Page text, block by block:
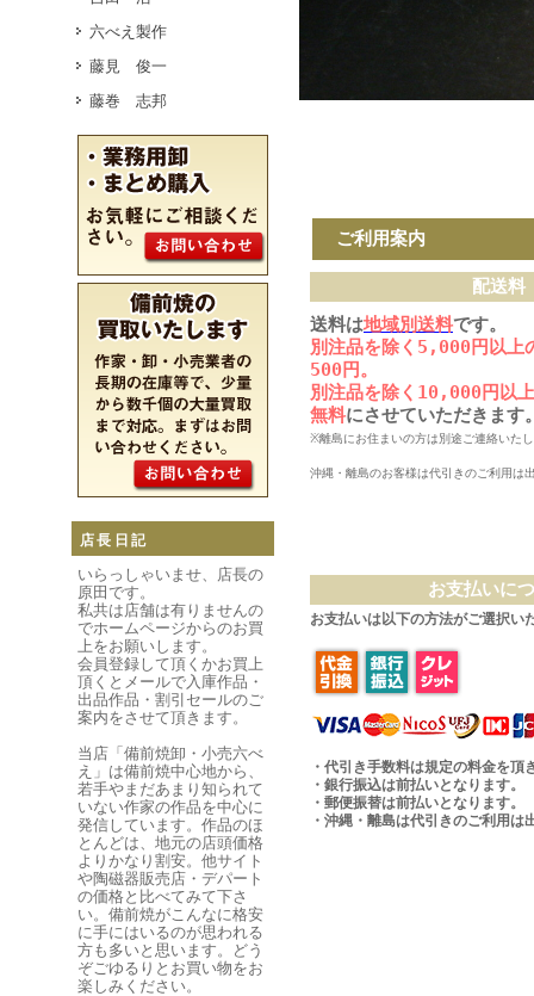
六べえ製作
藤見 俊一
藤巻 志邦
店長日記
いらっしゃいませ、店長の
原田です。
私共は店舗は有りませんの
でホームページからのお買
上をお願いします。
会員登録して頂くかお買上
頂くとメールで入庫作品・
出品作品・割引セールのご
案内をさせて頂きます。
当店「備前焼卸・小売六べ
え」は備前焼中心地から、
若手やまだあまり知られて
いない作家の作品を中心に
発信しています。作品のほ
とんどは、地元の店頭価格
よりかなり割安。他サイト
や陶磁器販売店・デパート
の価格と比べてみて下さ
い。備前焼がこんなに格安
に手にはいるのが思われる
方も多いと思います。どう
ぞごゆるりとお買い物をお
楽しみください。
ご利用案内
配送料
送料は地域別送料です。
別注品を除く5,000円以上
500円。
別注品を除く10,000円以
無料にさせていただきます
※離島にお住まいの方は別途ご連絡いた
沖縄・離島のお客様は代引きのご利用は
お支払いに
お支払いは以下の方法がご選択い
・代引き手数料は規定の料金を頂
・銀行振込は前払いとなります。
・郵便振替は前払いとなります。
・沖縄・離島は代引きのご利用は